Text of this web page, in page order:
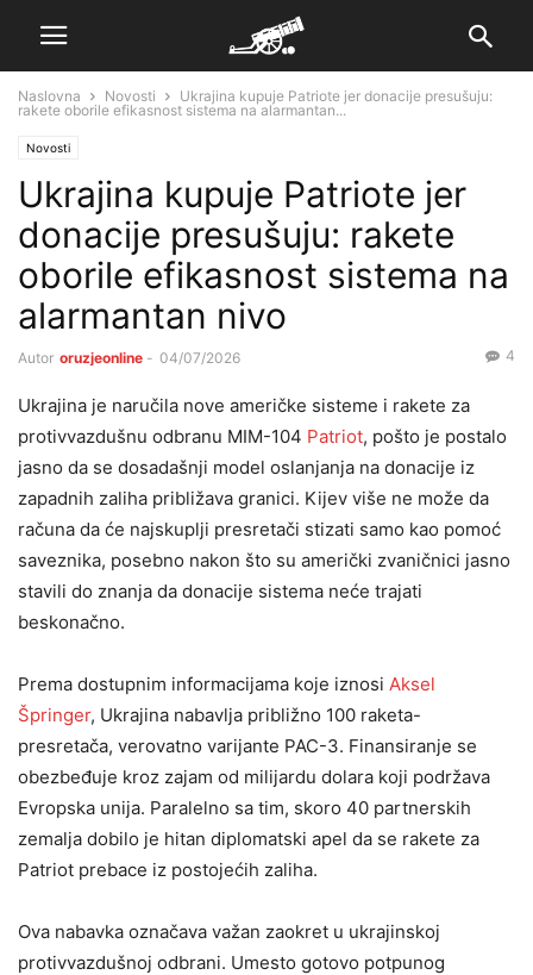
Naslovna Novosti
Ukrajina kupuje Patriote jer donacije presušuju:
rakete oborile efikasnost sistema na alarmantan...
Novosti
Ukrajina kupuje Patriote jer
donacije presušuju: rakete
oborile efikasnost sistema na
alarmantan nivo
Autor oruzjeonline - 04/07/2026 4
Ukrajina je naručila nove američke sisteme i rakete za
protivvazdušnu odbranu MIM-104 Patriot, pošto je postalo
jasno da se dosadašnji model oslanjanja na donacije iz
zapadnih zaliha približava granici. Kijev više ne može da
računa da će najskuplji presretači stizati samo kao pomoć
saveznika, posebno nakon što su američki zvaničnici jasno
stavili do znanja da donacije sistema neće trajati
beskonačno.
Prema dostupnim informacijama koje iznosi Aksel
Špringer, Ukrajina nabavlja približno 100 raketa-
presretača, verovatno varijante PAC-3. Finansiranje se
obezbeđuje kroz zajam od milijardu dolara koji podržava
Evropska unija. Paralelno sa tim, skoro 40 partnerskih
zemalja dobilo je hitan diplomatski apel da se rakete za
Patriot prebace iz postojećih zaliha.
Ova nabavka označava važan zaokret u ukrajinskoj
protivvazdušnoj odbrani. Umesto gotovo potpunog